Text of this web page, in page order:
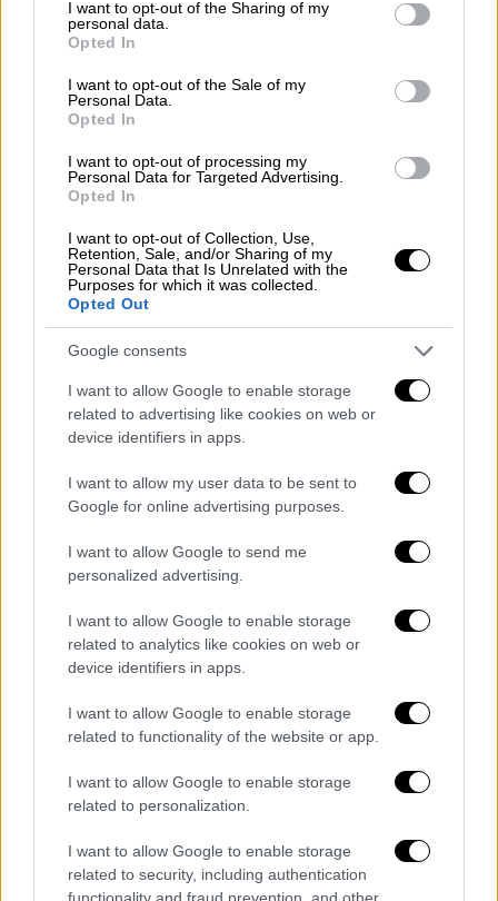
not limited to your visit or usage behaviour. You may click to
grant or deny consent to Google and its third-party tags to
use your data for below specified purposes in below Google
consent section.
I want to opt-out of the Sharing of my
personal data.
Opted In
I want to opt-out of the Sale of my
Personal Data.
Opted In
I want to opt-out of processing my
Personal Data for Targeted Advertising.
Opted In
I want to opt-out of Collection, Use,
Retention, Sale, and/or Sharing of my
Personal Data that Is Unrelated with the
Purposes for which it was collected.
Opted Out
Google consents
I want to allow Google to enable storage
related to advertising like cookies on web or
device identifiers in apps.
I want to allow my user data to be sent to
Google for online advertising purposes.
I want to allow Google to send me
personalized advertising.
I want to allow Google to enable storage
related to analytics like cookies on web or
device identifiers in apps.
I want to allow Google to enable storage
related to functionality of the website or app.
I want to allow Google to enable storage
related to personalization.
I want to allow Google to enable storage
related to security, including authentication
functionality and fraud prevention, and other
Κόσμος|22.01.2024 22:51
Αναβλήθηκε για την Τρίτη η δίκη του
Ντόναλντ Τραμπ για συκοφαντική
δυσφήμιση
Ο πρώην πρόεδρος των ΗΠΑ στο εδώλιο
Ελλάδα|22.01.2024 22:44
Βαρώτσος: «Είχαμε προειδοποιήσει για
μεγάλο σεισμό στην Ιαπωνία» - Τι λέει
για το ενδεχόμενο Εγκέλαδου στην
Για την προγνωστική μέθοδο
των σεισμών BAN και πως αυτή είχε